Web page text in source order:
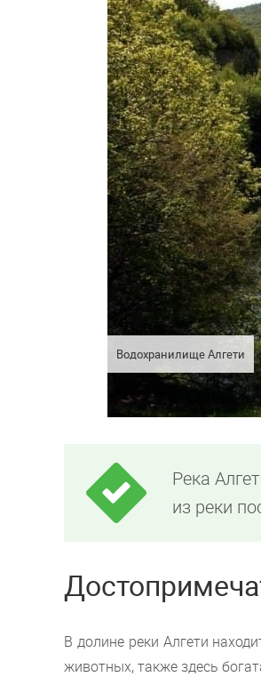
Водохранилище Алгети
Река
из реки
В долине реки Алгети
животных, также здесь